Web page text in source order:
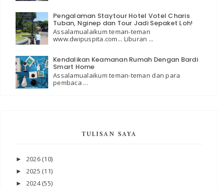
Pengalaman Staytour Hotel Votel Charis
Tuban, Nginep dan Tour Jadi Sepaket Loh!
Assalamualaikum teman-teman
www.dwipuspita.com... Liburan ...
Kendalikan Keamanan Rumah Dengan Bardi
Smart Home
Assalamualaikum teman-teman dan para
pembaca ...
TULISAN SAYA
► 2026 (10)
► 2025 (11)
► 2024(55)